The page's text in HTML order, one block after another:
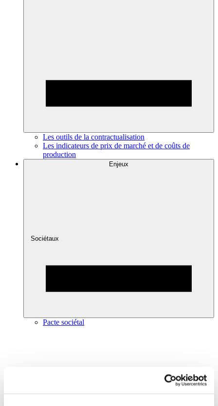
Les outils de la contractualisation
Les indicateurs de prix de marché et de coûts de
production
Enjeux
Sociétaux
Pacte sociétal